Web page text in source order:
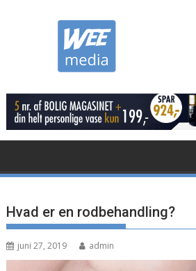
Hvad er en rodbehandling?
juni 27, 2019 admin